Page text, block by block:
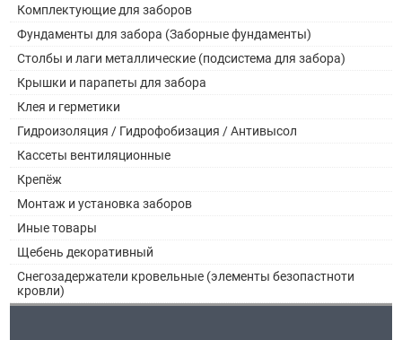
Комплектующие для заборов
Фундаменты для забора (Заборные фундаменты)
Столбы и лаги металлические (подсистема для забора)
Крышки и парапеты для забора
Клея и герметики
Гидроизоляция / Гидрофобизация / Антивысол
Кассеты вентиляционные
Крепёж
Монтаж и установка заборов
Иные товары
Щебень декоративный
Снегозадержатели кровельные (элементы безопастноти
кровли)